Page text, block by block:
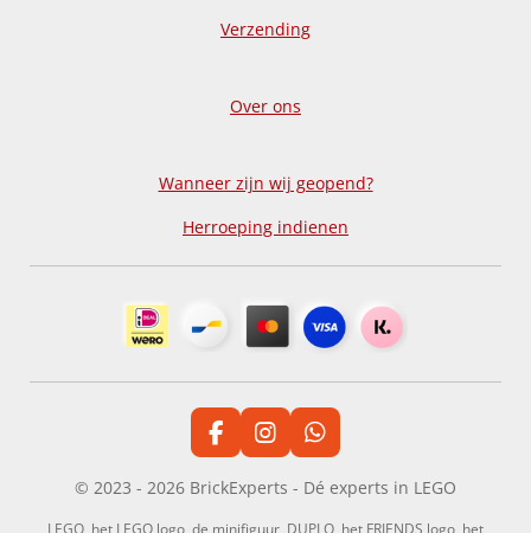
Verzending
Over ons
Wanneer zijn wij geopend?
Herroeping indienen
F
a
c
I
n
s
W
h
a
© 2023 - 2026 BrickExperts - Dé experts in LEGO
LEGO, het LEGO logo, de minifiguur, DUPLO, het FRIENDS logo, het